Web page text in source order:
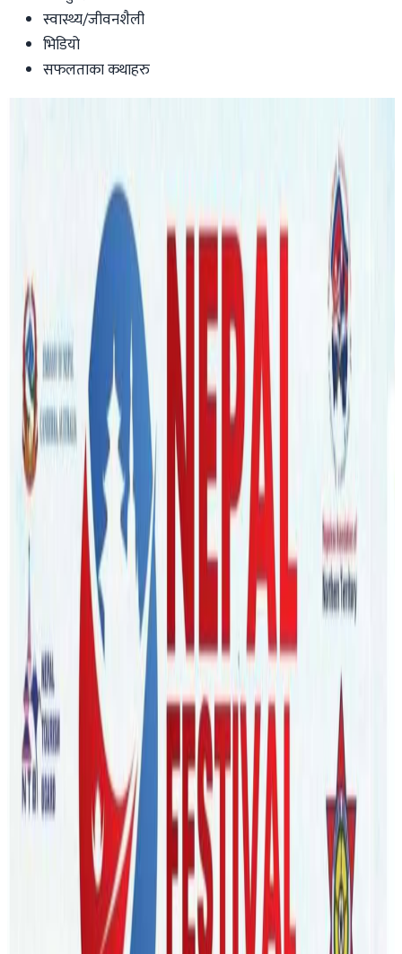
स्वास्थ्य/जीवनशैली
भिडियो
सफलताका कथाहरु
ब्रिजबेन र सिड्नीमा भब्य सांगितिक कार्यक्रम
हुँदै, यी कलाकार आउने !
nepaltube
Tuesday, 2023 September 26 / 5:37 pm
अ− अ